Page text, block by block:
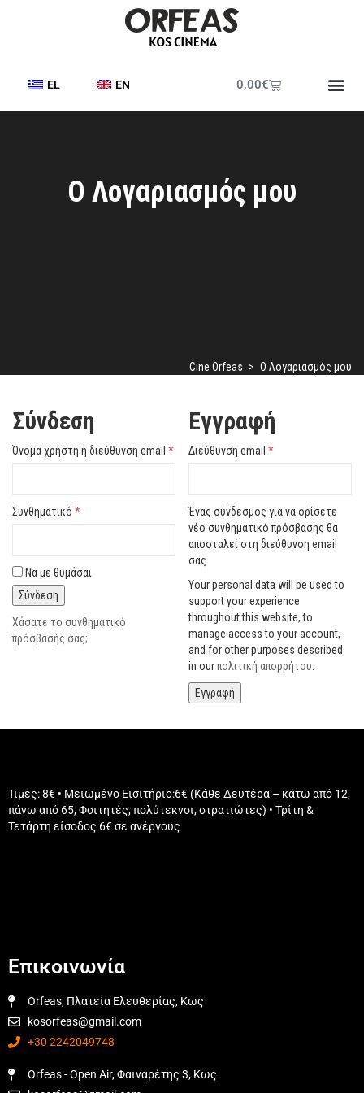
EL EN 0,00€
Ο Λογαριασμός μου
Cine Orfeas > Ο Λογαριασμός μου
Σύνδεση
Όνομα χρήστη ή διεύθυνση email *
Συνθηματικό *
Να με θυμάσαι
Σύνδεση
Χάσατε το συνθηματικό
πρόσβασής σας;
Εγγραφή
Διεύθυνση email*
Ένας σύνδεσμος για να ορίσετε
νέο συνθηματικό πρόσβασης θα
αποσταλεί στη διεύθυνση email
σας.
Your personal data will be used to
support your experience
throughout this website, to
manage access to your account,
and for other purposes described
in ourπολιτική απορρήτου
Εγγραφή
Τιμές: 8€ • Μειωμένο Εισιτήριο:6€ (Κάθε Δευτέρα – κάτω από 12,
πάνω από 65, Φοιτητές, πολύτεκνοι, στρατιώτες) • Τρίτη &
Τετάρτη είσοδος 6€ σε ανέργους
Επικοινωνία
Orfeas, Πλατεία Ελευθερίας, Κως
kosorfeas@gmail.com
+30 2242049748
Orfeas - Open Air, Φαιναρέτης 3, Κως